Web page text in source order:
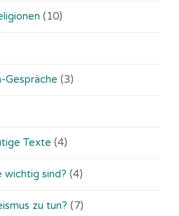
(10)
Gespräche (3)
Texte (4)
wichtig sind? (4)
zu tun? (7)